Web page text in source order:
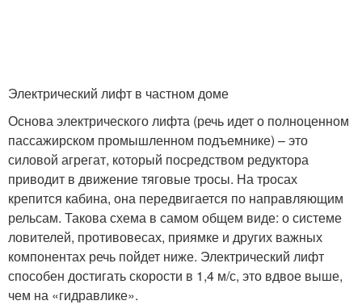
Электрический лифт в частном доме
Основа электрического лифта (речь идет о полноценном
пассажирском промышленном подъемнике) – это
силовой агрегат, который посредством редуктора
приводит в движение тяговые тросы. На тросах
крепится кабина, она передвигается по направляющим
рельсам. Такова схема в самом общем виде: о системе
ловителей, противовесах, приямке и других важных
компонентах речь пойдет ниже. Электрический лифт
способен достигать скорости в 1,4 м/с, это вдвое выше,
чем на «гидравлике».